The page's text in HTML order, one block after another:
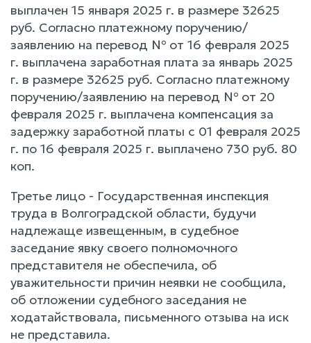
выплачен 15 января 2025 г. в размере 32625
руб. Согласно платежному поручению/
заявлению на перевод № от 16 февраля 2025
г. выплачена заработная плата за январь 2025
г. в размере 32625 руб. Согласно платежному
поручению/заявлению на перевод № от 20
февраля 2025 г. выплачена компенсация за
задержку заработной платы с 01 февраля 2025
г. по 16 февраля 2025 г. выплачено 730 руб. 80
коп.
Третье лицо - Государственная инспекция
труда в Волгоградской области, будучи
надлежаще извещенным, в судебное
заседание явку своего полномочного
представителя не обеспечила, об
уважительности причин неявки не сообщила,
об отложении судебного заседания не
ходатайствовала, письменного отзыва на иск
не представила.